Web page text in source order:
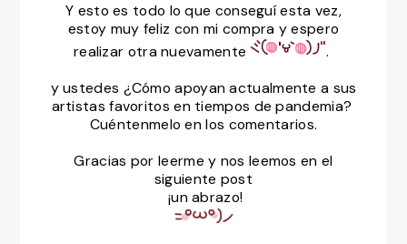
Y esto es todo lo que conseguí esta vez,
estoy muy feliz con mi compra y espero
realizar otra nuevamente
.
y ustedes ¿Cómo apoyan actualmente a sus
artistas favoritos en tiempos de pandemia?
Cuéntenmelo en los comentarios.
Gracias por leerme y nos leemos en el
siguiente post
¡un abrazo!